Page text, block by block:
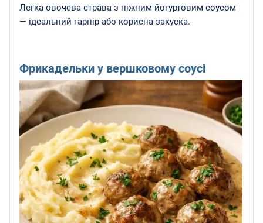
Легка овочева страва з ніжним йогуртовим соусом
— ідеальний гарнір або корисна закуска.
Фрикадельки у вершковому соусі